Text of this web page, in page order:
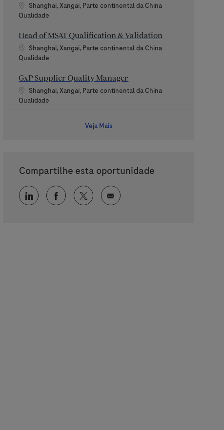
Localização
Shanghai, Xangai, Parte continental da China
Categoria
Qualidade
Head of MSAT Qualification & Validation
Localização
Shanghai, Xangai, Parte continental da China
Categoria
Qualidade
GxP Supplier Quality Manager
Localização
Shanghai, Xangai, Parte continental da China
Categoria
Qualidade
Veja Mais
Compartilhe esta oportunidade
Compartilhar via LinkedIn
Compartilhar via Facebook
Compartilhar via twitter
Compartilhar via e-mail